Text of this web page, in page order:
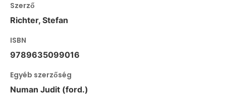
Szerző
Richter, Stefan
ISBN
9789635099016
Egyéb szerzőség
Numan Judit (ford.)